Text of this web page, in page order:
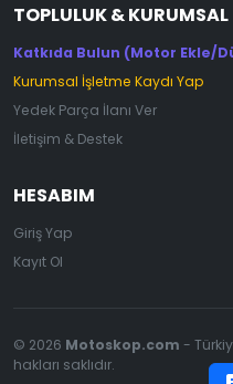
TOPLULUK & KURUMSAL
Katkıda Bulun (Motor Ekle/
Kurumsal İşletme Kaydı Yap
Yedek Parça İlanı Ver
İletişim & Destek
HESABIM
Giriş Yap
Kayıt Ol
© 2026 Motoskop.com -
hakları saklıdır.